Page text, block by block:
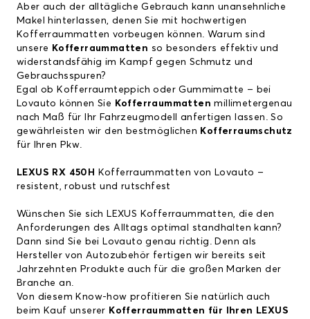
Aber auch der alltägliche Gebrauch kann unansehnliche
Makel hinterlassen, denen Sie mit hochwertigen
Kofferraummatten vorbeugen können. Warum sind
unsere Kofferraummatten so besonders effektiv und
widerstandsfähig im Kampf gegen Schmutz und
Gebrauchsspuren?
Egal ob Kofferraumteppich oder Gummimatte – bei
Lovauto können Sie Kofferraummatten millimetergenau
nach Maß für Ihr Fahrzeugmodell anfertigen lassen. So
gewährleisten wir den bestmöglichen Kofferraumschutz
für Ihren Pkw.
LEXUS RX 450H
Kofferraummatten von Lovauto –
resistent, robust und rutschfest
Wünschen Sie sich LEXUS Kofferraummatten, die den
Anforderungen des Alltags optimal standhalten kann?
Dann sind Sie bei Lovauto genau richtig. Denn als
Hersteller von Autozubehör fertigen wir bereits seit
Jahrzehnten Produkte auch für die großen Marken der
Branche an.
Von diesem Know-how profitieren Sie natürlich auch
beim Kauf unserer Kofferraummatten für Ihren LEXUS